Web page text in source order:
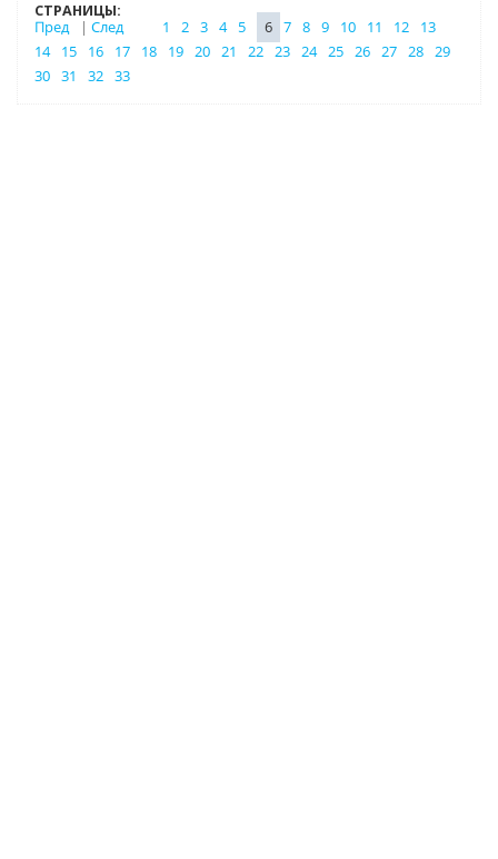
СТРАНИЦЫ:
Пред
| След 1 2 3 4 5 6 7 8 9 10 11 12
13
14
15 16 17 18 19 20 21 22 23 24 25 26 27 28 29
30 31 32 33